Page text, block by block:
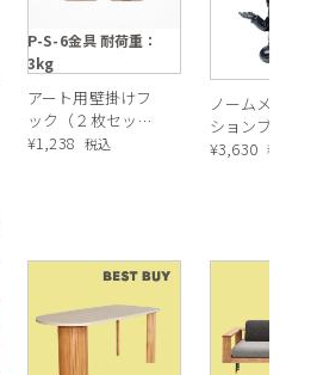
P-S-6金具 耐荷重：
3kg
アート用壁掛けフ
ック（２枚セッ
ト）耐荷重：3kg
¥1,238 税込
ノームメディ
ションブラッ
ールド デコフ
¥3,630 税込